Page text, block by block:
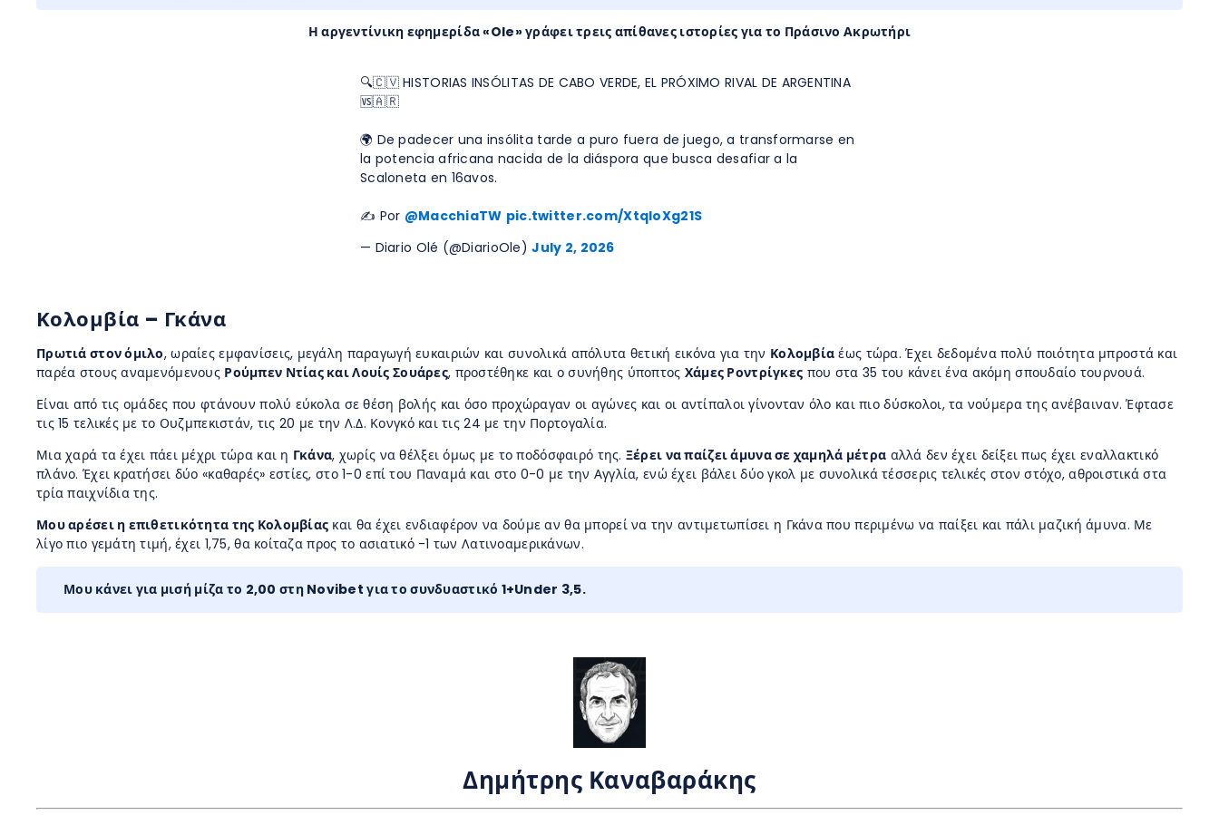
Η αργεντίνικη εφημερίδα «Ole» γράφει τρεις απίθανες ιστορίες για το Πράσινο Ακρωτήρι
🔍🇨🇻 HISTORIAS INSÓLITAS DE CABO VERDE, EL PRÓXIMO RIVAL DE ARGENTINA
🆚🇦🇷
🌍 De padecer una insólita tarde a puro fuera de juego, a transformarse en
la potencia africana nacida de la diáspora que busca desafiar a la
Scaloneta en 16avos.
✍️ Por @MacchiaTW pic.twitter.com/XtqloXg21S
— Diario Olé (@DiarioOle)July 2, 2026
Κολομβία – Γκάνα
Πρωτιά στον όμιλο, ωραίες εμφανίσεις, μεγάλη παραγωγή ευκαιριών και συνολικά απόλυτα θετική εικόνα για την Κολομβία έως τώρα. Έχει δεδομένα πολύ ποιότητα μπροστά και
παρέα στους αναμενόμενους Ρούμπεν Ντίας και Λουίς Σουάρες, προστέθηκε και ο συνήθης ύποπτος Χάμες Ροντρίγκες που στα 35 του κάνει ένα ακόμη σπουδαίο τουρνουά.
Είναι από τις ομάδες που φτάνουν πολύ εύκολα σε θέση βολής και όσο προχώραγαν οι αγώνες και οι αντίπαλοι γίνονταν όλο και πιο δύσκολοι, τα νούμερα της ανέβαιναν. Έφτασε
τις 15 τελικές με το Ουζμπεκιστάν, τις 20 με την Λ.Δ. Κονγκό και τις 24 με την Πορτογαλία.
Μια χαρά τα έχει πάει μέχρι τώρα και η Γκάνα, χωρίς να θέλξει όμως με το ποδόσφαιρό της. Ξέρει να παίζει άμυνα σε χαμηλά μέτρα αλλά δεν έχει δείξει πως έχει εναλλακτικό
πλάνο. Έχει κρατήσει δύο «καθαρές» εστίες, στο 1-0 επί του Παναμά και στο 0-0 με την Αγγλία, ενώ έχει βάλει δύο γκολ με συνολικά τέσσερις τελικές στον στόχο, αθροιστικά στα
τρία παιχνίδια της.
Μου αρέσει η επιθετικότητα της Κολομβίας και θα έχει ενδιαφέρον να δούμε αν θα μπορεί να την αντιμετωπίσει η Γκάνα που περιμένω να παίξει και πάλι μαζική άμυνα. Με
λίγο πιο γεμάτη τιμή, έχει 1,75, θα κοίταζα προς το ασιατικό -1 των Λατινοαμερικάνων.
Μου κάνει για μισή μίζα το 2,00 στη Novibet για το συνδυαστικό 1+Under 3,5.
Δημήτρης Καναβαράκης